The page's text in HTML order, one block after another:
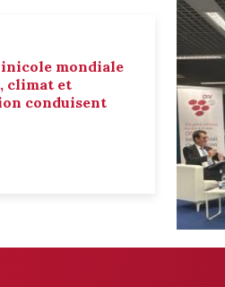
mondiale
climat et
conduisent